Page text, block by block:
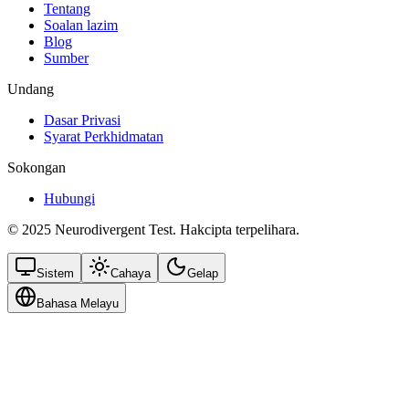
Tentang
Soalan lazim
Blog
Sumber
Undang
Dasar Privasi
Syarat Perkhidmatan
Sokongan
Hubungi
© 2025 Neurodivergent Test. Hakcipta terpelihara.
Sistem Cahaya Gelap
Bahasa Melayu